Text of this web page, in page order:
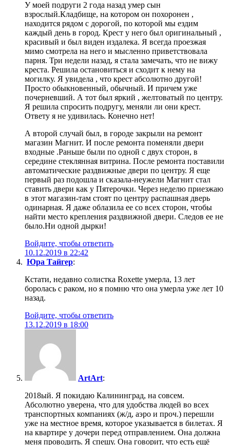
У моей подруги 2 года назад умер сын
взрослый.Кладбище, на котором он похоронен ,
находится рядом с дорогой, по которой мы ездим
каждый день в город. Крест у него был оригинальный ,
красивый и был виден издалека. Я всегда проезжая
мимо смотрела на него и мысленно приветствовала
парня. Три недели назад, я стала замечать, что не вижу
креста. Решила остановиться и сходит к нему на
могилку. Я увидела , что крест абсолютно другой!
Просто обыкновенный, обычный. И причем уже
почерневший. А тот был яркий , желтоватый по центру.
Я решила спросить подругу, меняли ли они крест.
Ответу я не удивилась. Конечно нет!
А второй случай был, в городе закрыли на ремонт
магазин Магнит. И после ремонта поменяли двери
входные .Раньше были по одной с двух сторон, в
середине стеклянная витрина. После ремонта поставили
автоматические раздвижные двери по центру. Я еще
первый раз подошла и сказала-неужели Магнит стал
ставить двери как у Пятерочки. Через неделю приезжаю
в этот магазин-там стоят по центру распашная дверь
одинарная. Я даже облазила ее со всех сторон, чтобы
найти место крепления раздвижной двери. Следов ее не
было.Ни одной дырки!
Войдите, чтобы ответить
10.12.2019 в 22:42
Юра Тайгер:
Кстати, недавно солистка Roxette умерла, 13 лет
боролась с раком, но я помню что она умерла уже лет 10
назад.
Войдите, чтобы ответить
13.12.2019 в 18:00
ArtArt:
2018ый. Я покидаю Калининград, на совсем.
Абсолютно уверена, что для удобства людей во всех
транспортных компаниях (ж/д, аэро и проч.) перешли
уже на местное время, которое указывается в билетах. Я
на квартире у дочери перед отправлением. Она должна
меня проводить. Я спешу. Она говорит, что есть ещё